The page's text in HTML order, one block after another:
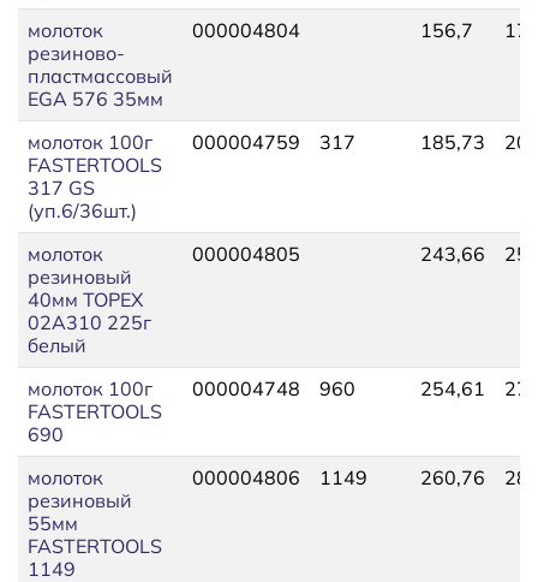
молоток
резиново-
пластмассовый
EGA 576 35мм
000004804 156,7
молоток 100г
FASTERTOOLS
317 GS
(уп.6/36шт.)
000004759 317 185,73
молоток
резиновый
40мм TOPEX
02А310 225г
белый
000004805 243,66
молоток 100г
FASTERTOOLS
690
000004748 960 254,61
молоток
резиновый
55мм
FASTERTOOLS
1149
000004806 1149 260,76